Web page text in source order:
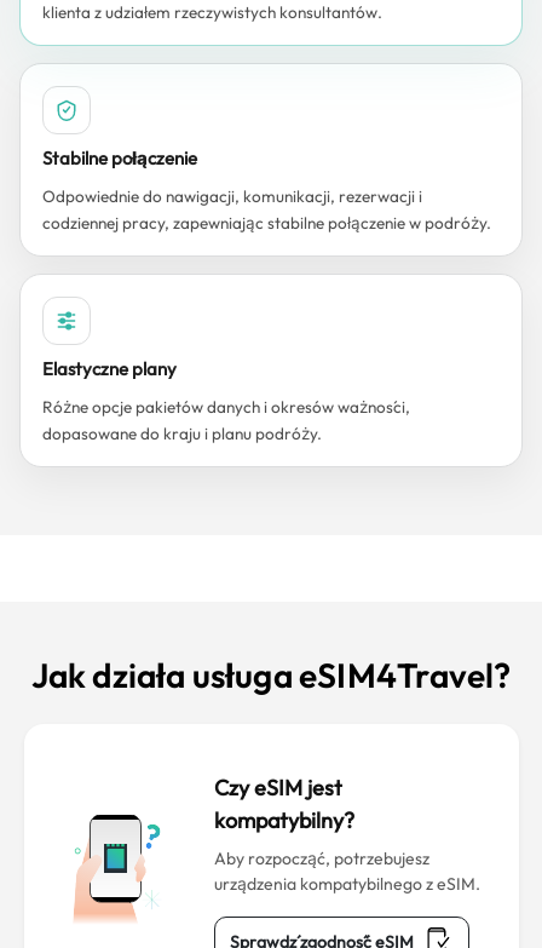
klienta z udziałem rzeczywistych konsultantów.
Stabilne połączenie
Odpowiednie do nawigacji, komunikacji, rezerwacji i
codziennej pracy, zapewniając stabilne połączenie w podróży.
Elastyczne plany
Różne opcje pakietów danych i okresów ważności,
dopasowane do kraju i planu podróży.
Jak działa usługa eSIM4Travel?
Czy eSIM jest
kompatybilny?
Aby rozpocząć, potrzebujesz
urządzenia kompatybilnego z eSIM.
Sprawdź zgodność eSIM